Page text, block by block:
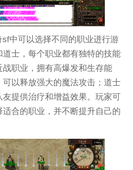
中可以选择不同的职业进行游
士，每个职业都有独特的技能
职业，拥有高爆发和生存能
以释放强大的魔法攻击；道士
提供治疗和增益效果。玩家可
适合的职业，并不断提升自己的